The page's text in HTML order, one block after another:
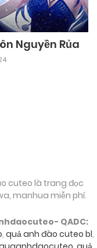
Nguyền Rủa
cuteo là trang đọc
manhua miễn phí.
QADC:
, quả anh đào cuteo bl,